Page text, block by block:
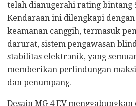
telah dianugerahi rating bintang
Kendaraan ini dilengkapi
keamanan canggih, termasuk
darurat, sistem pengawasan
stabilitas elektronik, yang
memberikan perlindungan
dan penumpang.
Desain MG 4 EV